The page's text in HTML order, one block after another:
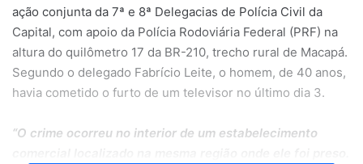
ação conjunta da 7ª e 8ª Delegacias de Polícia Civil da
Capital, com apoio da Polícia Rodoviária Federal (PRF) na
altura do quilômetro 17 da BR-210, trecho rural de Macapá.
Segundo o delegado Fabrício Leite, o homem, de 40 anos,
havia cometido o furto de um televisor no último dia 3.
“O crime ocorreu no interior de um estabelecimento